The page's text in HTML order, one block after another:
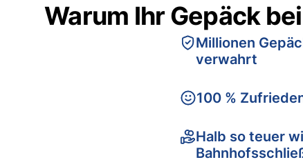
Warum Ihr Gepäck
Millionen
verwahrt
100 %
Halb so teuer